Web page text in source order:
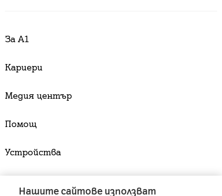
За А1
Кариери
Медия център
Помощ
Устройства
Нашите сайтове използват